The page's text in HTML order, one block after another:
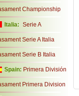
Championship
Italia: Serie A
Serie A Italia
Serie B Italia
Spain: Primera División
Primera Division